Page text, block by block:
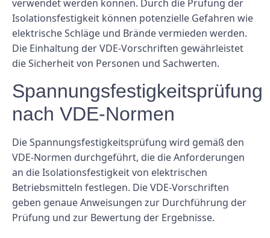
verwendet werden können. Durch die Prüfung der
Isolationsfestigkeit können potenzielle Gefahren wie
elektrische Schläge und Brände vermieden werden.
Die Einhaltung der VDE-Vorschriften gewährleistet
die Sicherheit von Personen und Sachwerten.
Spannungsfestigkeitsprüfung
nach VDE-Normen
Die Spannungsfestigkeitsprüfung wird gemäß den
VDE-Normen durchgeführt, die die Anforderungen
an die Isolationsfestigkeit von elektrischen
Betriebsmitteln festlegen. Die VDE-Vorschriften
geben genaue Anweisungen zur Durchführung der
Prüfung und zur Bewertung der Ergebnisse.